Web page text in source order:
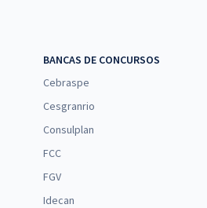
BANCAS DE CONCURSOS
Cebraspe
Cesgranrio
Consulplan
FCC
FGV
Idecan